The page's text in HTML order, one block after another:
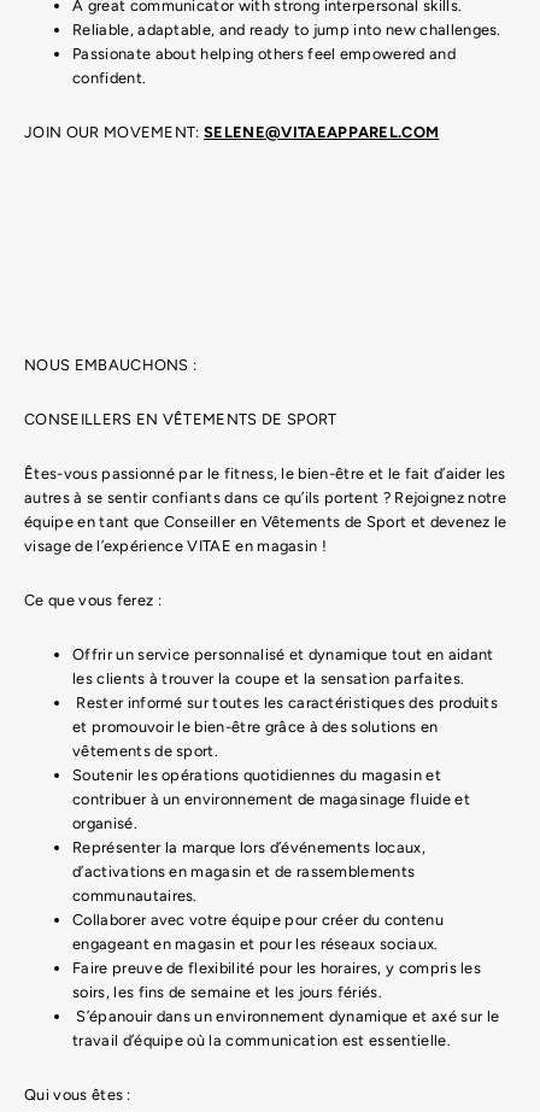
A great communicator with strong interpersonal skills.
Reliable, adaptable, and ready to jump into new challenges.
Passionate about helping others feel empowered and
confident.
JOIN OUR MOVEMENT:SELENE@VITAEAPPAREL.COM
NOUS EMBAUCHONS :
CONSEILLERS EN VÊTEMENTS DE SPORT
Êtes-vous passionné par le fitness, le bien-être et le fait d’aider les
autres à se sentir confiants dans ce qu’ils portent ? Rejoignez notre
équipe en tant que Conseiller en Vêtements de Sport et devenez le
visage de l’expérience VITAE en magasin !
Ce que vous ferez :
Offrir un service personnalisé et dynamique tout en aidant
les clients à trouver la coupe et la sensation parfaites.
Rester informé sur toutes les caractéristiques des produits
et promouvoir le bien-être grâce à des solutions en
vêtements de sport.
Soutenir les opérations quotidiennes du magasin et
contribuer à un environnement de magasinage fluide et
organisé.
Représenter la marque lors d’événements locaux,
d’activations en magasin et de rassemblements
communautaires.
Collaborer avec votre équipe pour créer du contenu
engageant en magasin et pour les réseaux sociaux.
Faire preuve de flexibilité pour les horaires, y compris les
soirs, les fins de semaine et les jours fériés.
S’épanouir dans un environnement dynamique et axé sur le
travail d’équipe où la communication est essentielle.
Qui vous êtes :